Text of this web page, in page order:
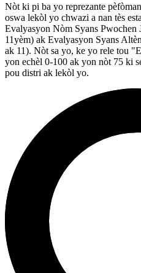
Nòt ki pi ba yo reprezante
oswa lekòl yo chwazi a nan tès
Evalyasyon Nòm Syans Pwochen
11yèm) ak Evalyasyon Syans
ak 11). Nòt sa yo, ke yo rele tou
yon echèl 0-100 ak yon nòt 75 ki
pou distri ak lekòl yo.